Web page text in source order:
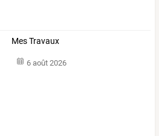
Mes Travaux
6 août 2026